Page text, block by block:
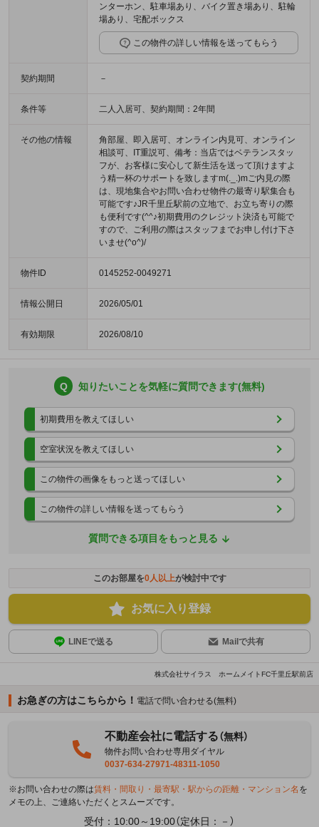
ンターホン、駐車場あり、バイク置き場あり、駐輪
場あり、宅配ボックス
この物件の詳しい情報を送ってもらう
契約期間 －
条件等 二人入居可、契約期間：2年間
その他の情報
角部屋、即入居可、オンライン内見可、オンライン
相談可、IT重説可、備考：当店ではベテランスタッ
フが、お客様に安心して新生活を送って頂けますよ
う精一杯のサポートを致しますm(._.)mご内見の際
は、現地集合やお問い合わせ物件の最寄り駅集合も
可能です♪JR千里丘駅前の立地で、お立ち寄りの際
も便利です(^^♪初期費用のクレジット決済も可能で
すので、ご利用の際はスタッフまでお申し付け下さ
いませ(^o^)/
物件ID 0145252-0049271
情報公開日 2026/05/01
有効期限 2026/08/10
Q 知りたいことを気軽に質問できます(無料)
初期費用を教えてほしい
空室状況を教えてほしい
この物件の画像をもっと送ってほしい
この物件の詳しい情報を送ってもらう
質問できる項目をもっと見る
このお部屋を0人以上が検討中です
お気に入り登録
LINEで送る Mailで共有
株式会社サイラス ホームメイトFC千里丘駅前店
お急ぎの方はこちらから！ 電話で問い合わせる(無料)
不動産会社に電話する（無料）
物件お問い合わせ専用ダイヤル
0037-634-27971-48311-1050
※お問い合わせの際は賃料・間取り・最寄駅・駅からの距離・マンション名 を
メモの上、ご連絡いただくとスムーズです。
受付：10:00～19:00（定休日：－）